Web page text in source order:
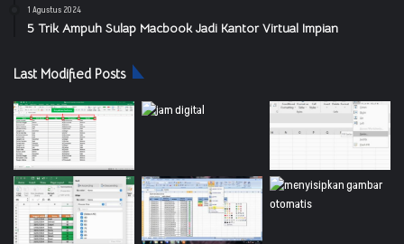
1 Agustus 2024
5 Trik Ampuh Sulap Macbook Jadi Kantor Virtual Impian
Last Modified Posts